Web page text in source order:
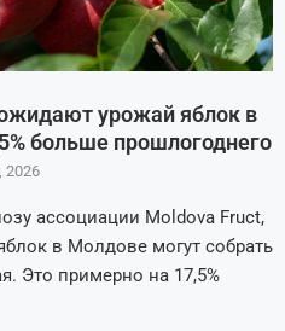
урожай яблок в
больше прошлогоднего
2026
ассоциации Moldova Fruct,
в Молдове могут собрать
Это примерно на 17,5%